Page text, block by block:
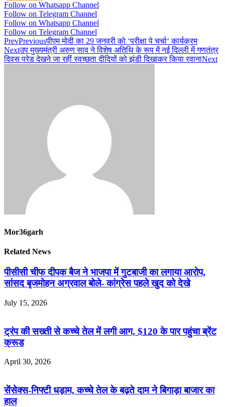
Follow on Whatsapp Channel
Follow on Telegram Channel
Follow on Whatsapp Channel
Follow on Telegram Channel
PrevPreviousपीएम मोदी का 29 जनवरी को ‘परीक्षा पे चर्चा‘ कार्यक्रम
Nextउप मुख्यमंत्री अरुण साव ने विशेष अतिथि के रूप में नई दिल्ली में गणतंत्र
दिवस परेड देखने जा रहीं स्वच्छता दीदियों को झंडी दिखाकर किया रवानाNext
Mor36garh
Related News
पीसीसी चीफ दीपक बैज ने भाजपा में गुटबाजी का लगाया आरोप,
सांसद बृजमोहन अग्रवाल बोले- कांग्रेस पहले खुद को देखे
July 15, 2026
ट्रंप की सख्ती से कच्चे तेल में लगी आग, $120 के पार पहुंचा ब्रेंट
क्रूड
April 30, 2026
सेंसेक्स-निफ्टी धड़ाम, कच्चे तेल के बढ़ते दाम ने बिगाड़ा बाजार का
हाल